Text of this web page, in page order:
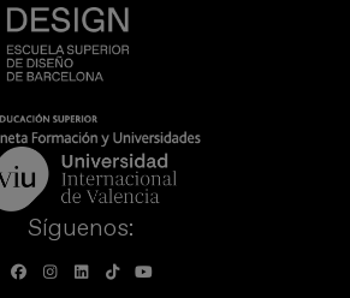
Síguenos: